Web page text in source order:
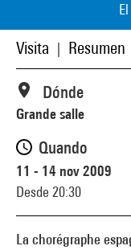
Visita Resumen
La chorégraphe
Dónde
Grande salle
Quando
11 - 14 nov 2009
Desde 20:30